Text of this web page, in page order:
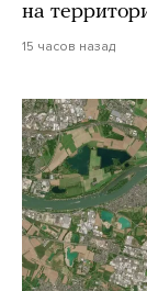
на
15 часов назад